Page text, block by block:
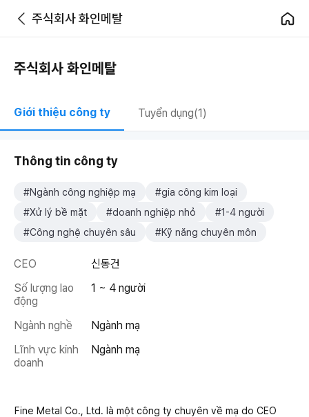
주식회사 화인메탈
주식회사 화인메탈
Giới thiệu công ty Tuyển dụng(1)
Thông tin công ty
#Ngành công nghiệp mạ
#gia công kim loại
#Xử lý bề mặt
#doanh nghiệp nhỏ
#1-4 người
#Công nghệ chuyên sâu
#Kỹ năng chuyên môn
CEO
신동건
Số lượng lao
động
1 ~ 4 người
Ngành nghề
Ngành mạ
Lĩnh vực kinh
doanh
Ngành mạ
Fine Metal Co., Ltd. là một công ty chuyên về mạ do CEO